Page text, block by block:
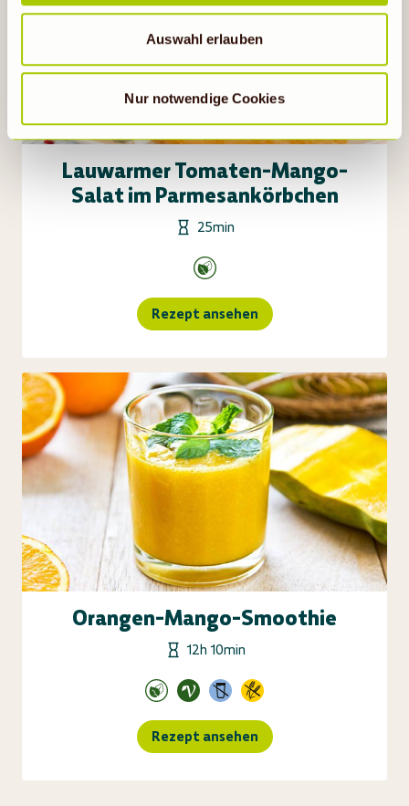
Wenn auf „Nur notwendige Cookies“ geklickt bzw.
statistische Cookies abgewählt werden, findet die
Auswahl erlauben
Nur notwendige Cookies
Lauwarmer Tomaten-Mango-
Salat im Parmesankörbchen
25min
Rezept ansehen
Orangen-Mango-Smoothie
12h 10min
Rezept ansehen